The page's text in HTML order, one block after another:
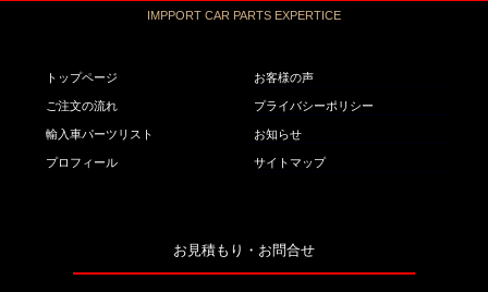
IMPPORT CAR PARTS EXPERTICE
トップページ
ご注文の流れ
輸入車パーツリスト
プロフィール
お客様の声
プライバシーポリシー
お知らせ
サイトマップ
お見積もり・お問合せ